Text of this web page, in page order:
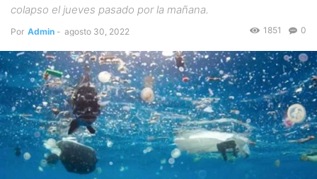
colapso el jueves pasado por la mañana.
Por Admin - agosto 30, 2022 0
1851